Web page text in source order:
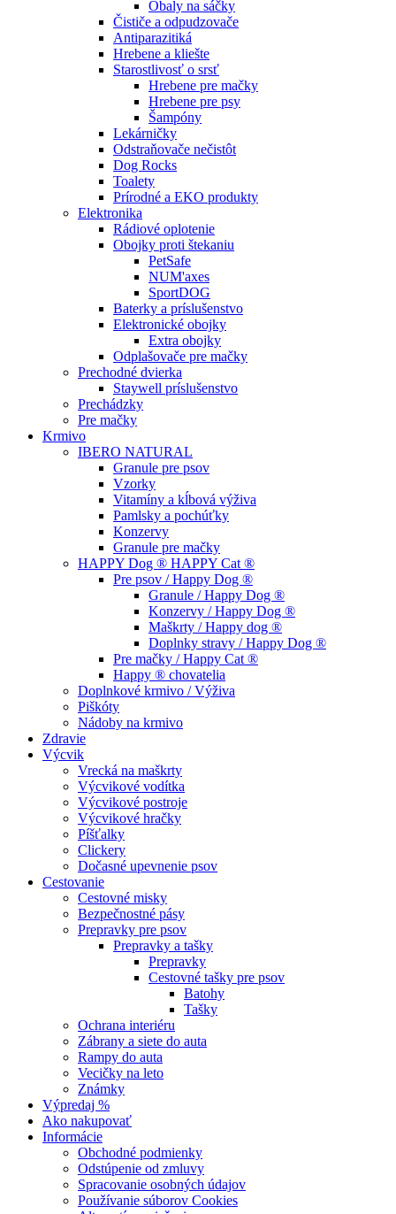
Obaly na sáčky
Čističe a odpudzovače
Antiparazitiká
Hrebene a kliešte
Starostlivosť o srsť
Hrebene pre mačky
Hrebene pre psy
Šampóny
Lekárničky
Odstraňovače nečistôt
Dog Rocks
Toalety
Prírodné a EKO produkty
Elektronika
Rádiové oplotenie
Obojky proti štekaniu
PetSafe
NUM'axes
SportDOG
Baterky a príslušenstvo
Elektronické obojky
Extra obojky
Odplašovače pre mačky
Prechodné dvierka
Staywell príslušenstvo
Prechádzky
Pre mačky
Krmivo
IBERO NATURAL
Granule pre psov
Vzorky
Vitamíny a kĺbová výživa
Pamlsky a pochúťky
Konzervy
Granule pre mačky
HAPPY Dog ® HAPPY Cat ®
Pre psov / Happy Dog ®
Granule / Happy Dog ®
Konzervy / Happy Dog ®
Maškrty / Happy dog ®
Doplnky stravy / Happy Dog ®
Pre mačky / Happy Cat ®
Happy ® chovatelia
Doplnkové krmivo / Výživa
Piškóty
Nádoby na krmivo
Zdravie
Výcvik
Vrecká na maškrty
Výcvikové vodítka
Výcvikové postroje
Výcvikové hračky
Píšťalky
Clickery
Dočasné upevnenie psov
Cestovanie
Cestovné misky
Bezpečnostné pásy
Prepravky pre psov
Prepravky a tašky
Prepravky
Cestovné tašky pre psov
Batohy
Tašky
Ochrana interiéru
Zábrany a siete do auta
Rampy do auta
Vecičky na leto
Známky
Výpredaj %
Ako nakupovať
Informácie
Obchodné podmienky
Odstúpenie od zmluvy
Spracovanie osobných údajov
Používanie súborov Cookies